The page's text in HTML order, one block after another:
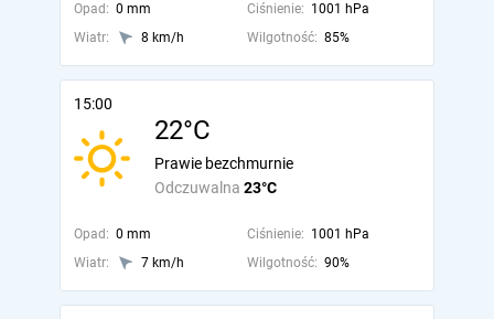
Opad: 0 mm Ciśnienie: 1001 hPa
Wiatr:
8 km/h Wilgotność: 85%
15:00
22°C
Odczuwalna 23°C
Prawie bezchmurnie
Opad: 0 mm Ciśnienie: 1001 hPa
Wiatr:
7 km/h Wilgotność: 90%